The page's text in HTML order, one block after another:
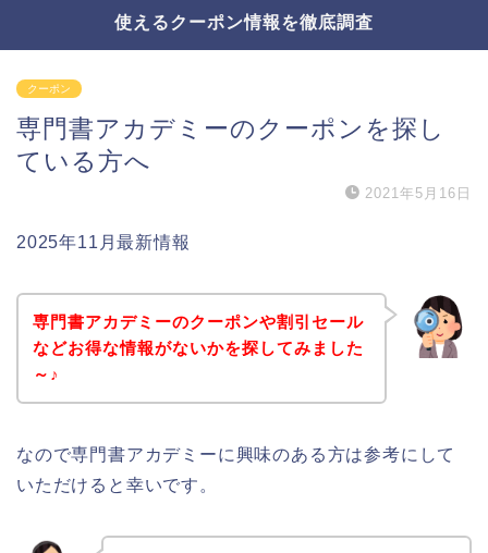
使えるクーポン情報を徹底調査
クーポン
専門書アカデミーのクーポンを探し
ている方へ
2021年5月16日
2025年11月最新情報
専門書アカデミーのクーポンや割引セール
などお得な情報がないかを探してみました
～♪
なので専門書アカデミーに興味のある方は参考にして
いただけると幸いです。